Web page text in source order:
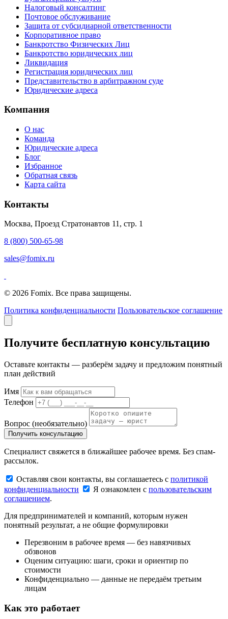
Налоговый консалтинг
Почтовое обслуживание
Защита от субсидиарной ответственности
Корпоративное право
Банкротство Физических Лиц
Банкротство юридических лиц
Ликвидация
Регистрация юридических лиц
Представительство в арбитражном суде
Юридические адреса
Компания
О нас
Команда
Юридические адреса
Блог
Избранное
Обратная связь
Карта сайта
Контакты
Москва, Проезд Стратонавтов 11, стр. 1
8 (800) 500-65-98
sales@fomix.ru
© 2026 Fomix. Все права защищены.
Политика конфиденциальности Пользовательское соглашение
Получите бесплатную консультацию
Оставьте контакты — разберём задачу и предложим понятный
план действий
Имя
Телефон
Вопрос (необязательно)
Получить консультацию
Специалист свяжется в ближайшее рабочее время. Без спам-
рассылок.
Оставляя свои контакты, вы соглашаетесь с политикой
конфиденциальности
Я ознакомлен с пользовательским
соглашением.
Для предпринимателей и компаний, которым нужен
понятный результат, а не общие формулировки
Перезвоним в рабочее время — без навязчивых
обзвонов
Оценим ситуацию: шаги, сроки и ориентир по
стоимости
Конфиденциально — данные не передаём третьим
лицам
Как это работает